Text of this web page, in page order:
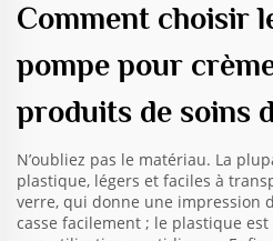
Comment choisir
pompe pour
produits de soins
N’oubliez pas le matériau. La
plastique, légers et faciles à
verre, qui donne une impression
casse facilement ; le plastique